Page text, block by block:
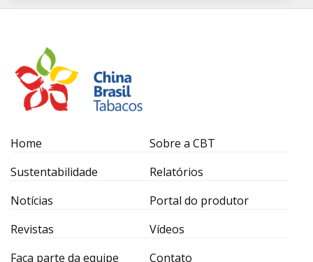
Home
Sobre a CBT
Sustentabilidade
Relatórios
Notícias
Portal do produtor
Revistas
Vídeos
Faça parte da equipe
Contato